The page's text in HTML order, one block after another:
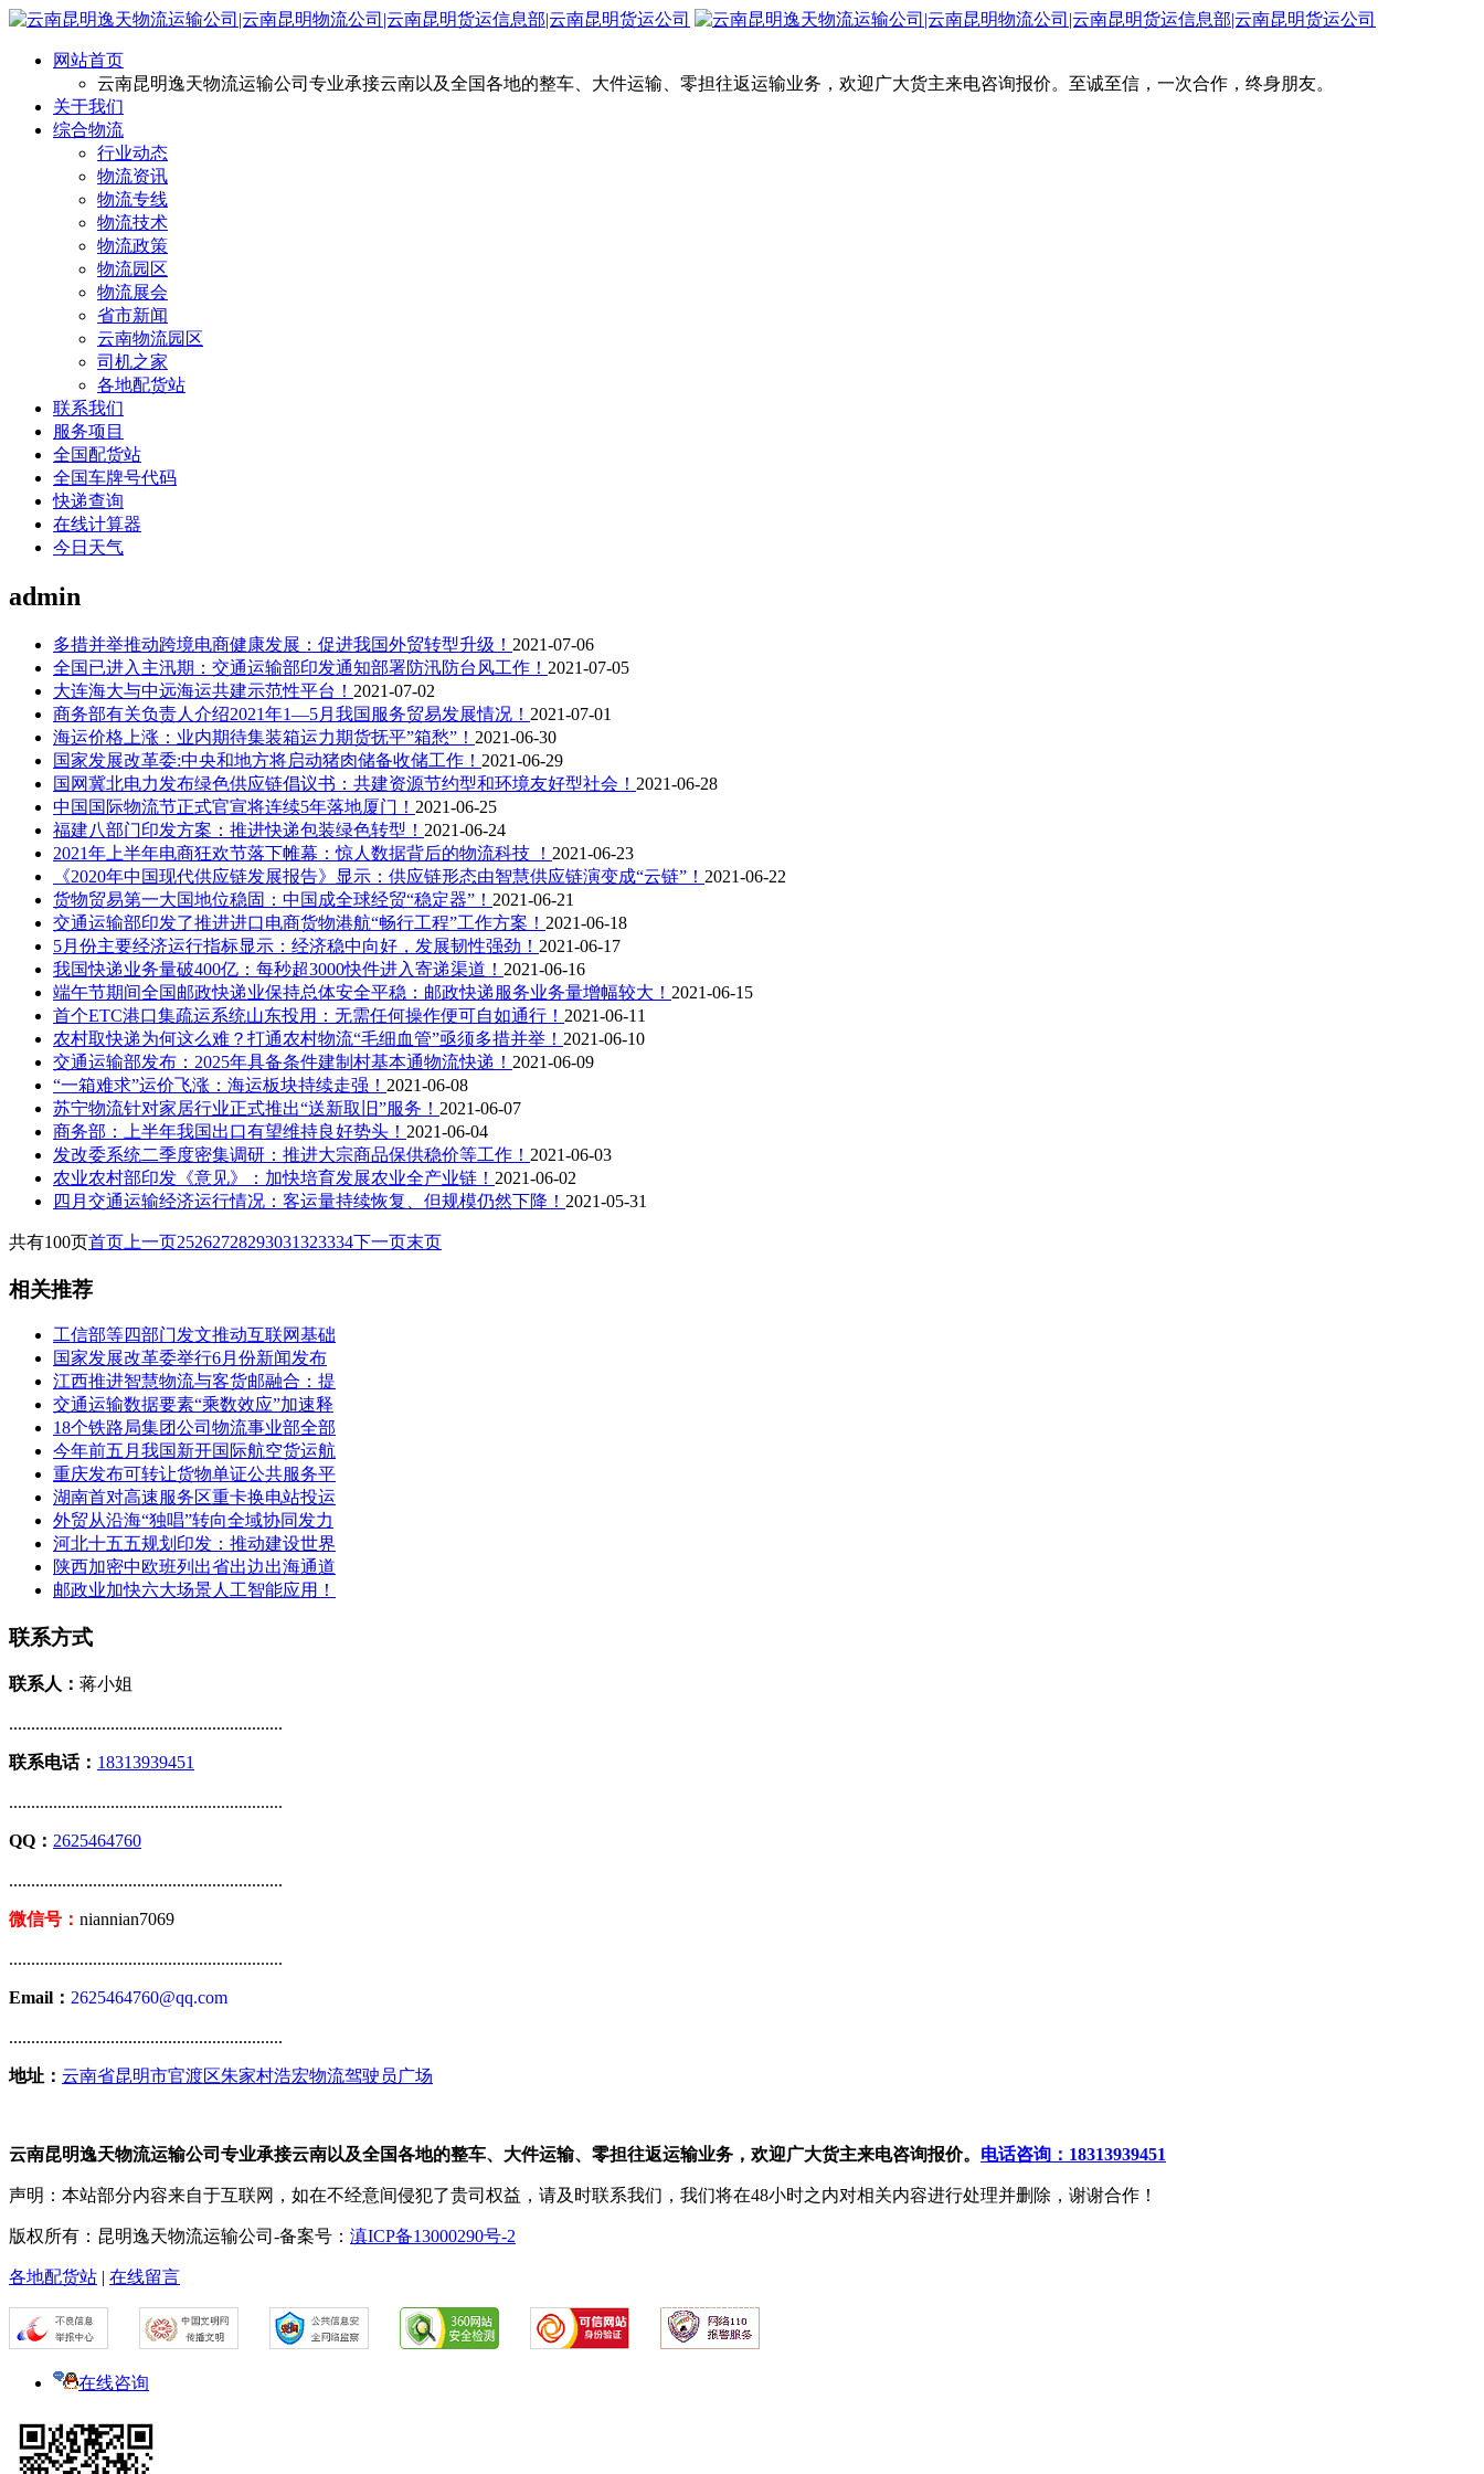
网站首页
云南昆明逸天物流运输公司专业承接云南以及全国各地的整车、大件运输、零担往返运输业务，欢迎广大货主来电咨询报价。至诚至信，一次合作，终身朋友。
关于我们
综合物流
行业动态
物流资讯
物流专线
物流技术
物流政策
物流园区
物流展会
省市新闻
云南物流园区
司机之家
各地配货站
联系我们
服务项目
全国配货站
全国车牌号代码
快递查询
在线计算器
今日天气
admin
多措并举推动跨境电商健康发展：促进我国外贸转型升级！ 2021-07-06
全国已进入主汛期：交通运输部印发通知部署防汛防台风工作！ 2021-07-05
大连海大与中远海运共建示范性平台！ 2021-07-02
商务部有关负责人介绍2021年1—5月我国服务贸易发展情况！ 2021-07-01
海运价格上涨：业内期待集装箱运力期货抚平”箱愁”！ 2021-06-30
国家发展改革委:中央和地方将启动猪肉储备收储工作！ 2021-06-29
国网冀北电力发布绿色供应链倡议书：共建资源节约型和环境友好型社会！ 2021-06-28
中国国际物流节正式官宣将连续5年落地厦门！ 2021-06-25
福建八部门印发方案：推进快递包装绿色转型！ 2021-06-24
2021年上半年电商狂欢节落下帷幕：惊人数据背后的物流科技 ！ 2021-06-23
《2020年中国现代供应链发展报告》显示：供应链形态由智慧供应链演变成“云链”！ 2021-06-22
货物贸易第一大国地位稳固：中国成全球经贸“稳定器”！ 2021-06-21
交通运输部印发了推进进口电商货物港航“畅行工程”工作方案！ 2021-06-18
5月份主要经济运行指标显示：经济稳中向好，发展韧性强劲！ 2021-06-17
我国快递业务量破400亿：每秒超3000快件进入寄递渠道！ 2021-06-16
端午节期间全国邮政快递业保持总体安全平稳：邮政快递服务业务量增幅较大！ 2021-06-15
首个ETC港口集疏运系统山东投用：无需任何操作便可自如通行！ 2021-06-11
农村取快递为何这么难？打通农村物流“毛细血管”亟须多措并举！ 2021-06-10
交通运输部发布：2025年具备条件建制村基本通物流快递！ 2021-06-09
“一箱难求”运价飞涨：海运板块持续走强！ 2021-06-08
苏宁物流针对家居行业正式推出“送新取旧”服务！ 2021-06-07
商务部：上半年我国出口有望维持良好势头！ 2021-06-04
发改委系统二季度密集调研：推进大宗商品保供稳价等工作！ 2021-06-03
农业农村部印发《意见》：加快培育发展农业全产业链！ 2021-06-02
四月交通运输经济运行情况：客运量持续恢复、但规模仍然下降！ 2021-05-31
共有100页首页 上一页25262728293031323334下一页末页
相关推荐
工信部等四部门发文推动互联网基础
国家发展改革委举行6月份新闻发布
江西推进智慧物流与客货邮融合：提
交通运输数据要素“乘数效应”加速释
18个铁路局集团公司物流事业部全部
今年前五月我国新开国际航空货运航
重庆发布可转让货物单证公共服务平
湖南首对高速服务区重卡换电站投运
外贸从沿海“独唱”转向全域协同发力
河北十五五规划印发：推动建设世界
陕西加密中欧班列出省出边出海通道
邮政业加快六大场景人工智能应用！
联系方式
联系人： 蒋小姐
..............................................................
联系电话： 18313939451
..............................................................
QQ： 2625464760
..............................................................
微信号： niannian7069
..............................................................
Email： 2625464760@qq.com
..............................................................
地址： 云南省昆明市官渡区朱家村浩宏物流驾驶员广场
云南昆明逸天物流运输公司专业承接云南以及全国各地的整车、大件运输、零担往返运输业务，欢迎广大货主来电咨询报价。 电话咨询：18313939451
声明：本站部分内容来自于互联网，如在不经意间侵犯了贵司权益，请及时联系我们，我们将在48小时之内对相关内容进行处理并删除，谢谢合作！
版权所有：昆明逸天物流运输公司-备案号： 滇ICP备13000290号-2
各地配货站 | 在线留言
在线咨询